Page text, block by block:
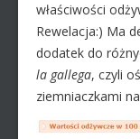
właściwości
Rewelacja:) Ma
dodatek do
la gallega, czyli
ziemniaczkami na